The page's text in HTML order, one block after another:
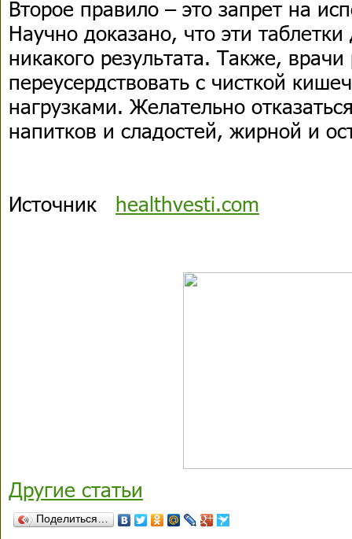
Второе правило – это запрет на
Научно доказано, что эти
никакого результата. Также,
переусердствовать с чисткой
нагрузками. Желательно
напитков и сладостей, жирной и
Источник healthvesti.com
Другие статьи
Поделиться…